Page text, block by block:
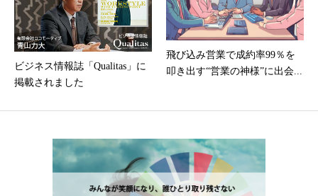
ビジネス情報誌「Qualitas」に
掲載されました
飛び込み営業で成約率99％を
叩き出す“営業の神様”に出会...